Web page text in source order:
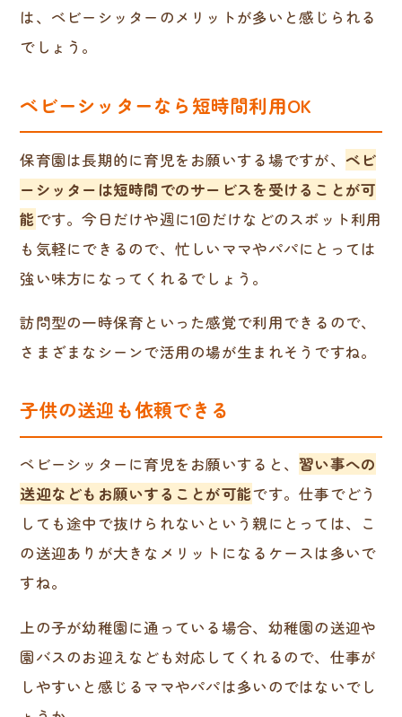
は、ベビーシッターのメリットが多いと感じられる
でしょう。
ベビーシッターなら短時間利用OK
保育園は長期的に育児をお願いする場ですが、 ベビ
ーシッターは短時間でのサービスを受けることが可
能です。今日だけや週に1回だけなどのスポット利用
も気軽にできるので、忙しいママやパパにとっては
強い味方になってくれるでしょう。
訪問型の一時保育といった感覚で利用できるので、
さまざまなシーンで活用の場が生まれそうですね。
子供の送迎も依頼できる
ベビーシッターに育児をお願いすると、 習い事への
送迎などもお願いすることが可能です。仕事でどう
しても途中で抜けられないという親にとっては、こ
の送迎ありが大きなメリットになるケースは多いで
すね。
上の子が幼稚園に通っている場合、幼稚園の送迎や
園バスのお迎えなども対応してくれるので、仕事が
しやすいと感じるママやパパは多いのではないでし